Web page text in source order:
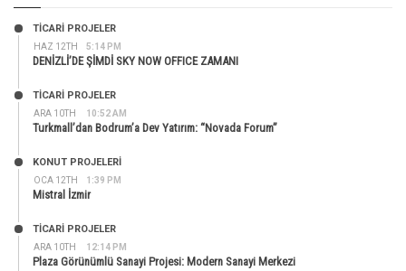
HAZ 12TH 5:14 PM
TİCARİ PROJELER
DENİZLİ’DE ŞİMDİ SKY NOW OFFICE ZAMANI
ARA 10TH 10:52 AM
TİCARİ PROJELER
Turkmall’dan Bodrum’a Dev Yatırım: “Novada Forum”
OCA 12TH 1:39 PM
KONUT PROJELERI
Mistral İzmir
ARA 10TH 12:14 PM
TİCARİ PROJELER
Plaza Görünümlü Sanayi Projesi: Modern Sanayi Merkezi